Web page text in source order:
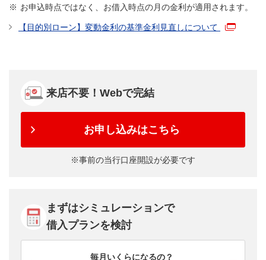
お申込時点ではなく、お借入時点の月の金利が適用されます。
【目的別ローン】変動金利の基準金利見直しについて
来店不要！Webで完結
お申し込みはこちら
事前の当行口座開設が必要です
まずはシミュレーションで
借入プランを検討
毎月いくらになるの？